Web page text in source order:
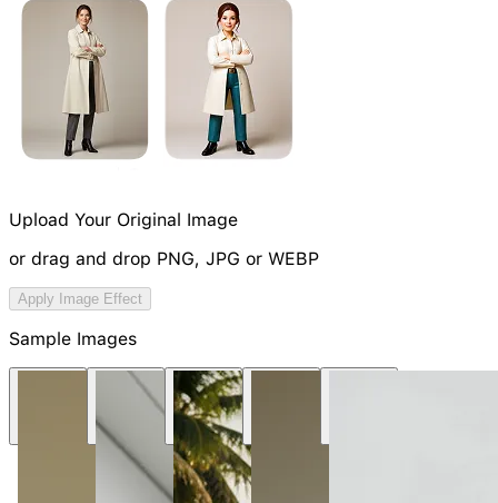
Upload Your Original Image
or drag and drop PNG, JPG or WEBP
Try Image Generation Model
NEW
Apply Image Effect
Sample Images